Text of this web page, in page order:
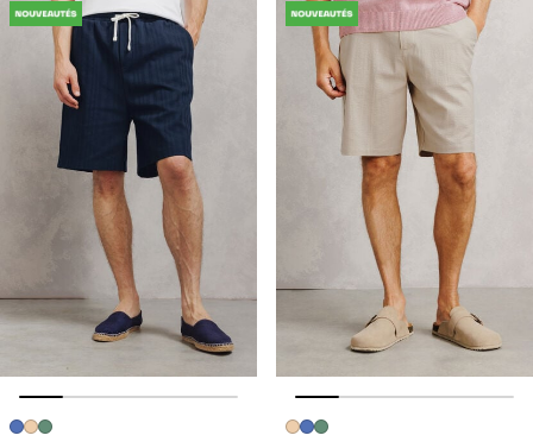
Image précédente
Image suivante
Image précédente
Image suivante